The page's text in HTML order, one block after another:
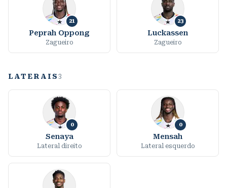
21
Peprah Oppong
Zagueiro
23
Luckassen
Zagueiro
LATERAIS 3
0
Senaya
Lateral direito
0
Mensah
Lateral esquerdo